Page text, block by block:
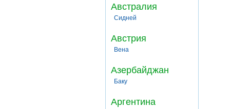
Австралия
Сидней
Австрия
Вена
Азербайджан
Баку
Аргентина